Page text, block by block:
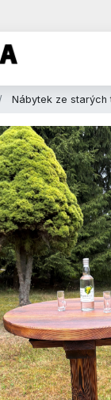
Nábytek ze starých